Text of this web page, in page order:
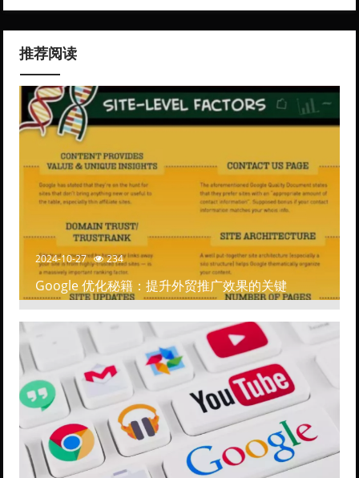
推荐阅读
2024-10-27 234
Google 优化秘籍：提升外贸推广效果的关键